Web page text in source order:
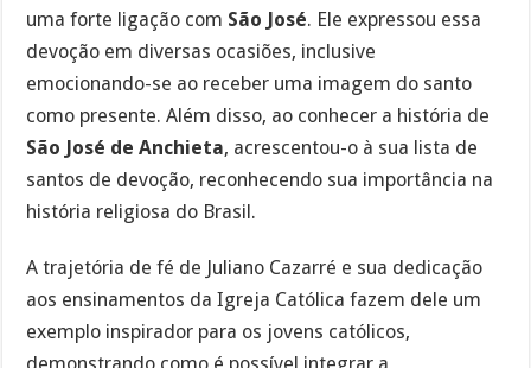
uma forte ligação com São José. Ele expressou essa
devoção em diversas ocasiões, inclusive
emocionando-se ao receber uma imagem do santo
como presente. Além disso, ao conhecer a história de
São José de Anchieta, acrescentou-o à sua lista de
santos de devoção, reconhecendo sua importância na
história religiosa do Brasil.
A trajetória de fé de Juliano Cazarré e sua dedicação
aos ensinamentos da Igreja Católica fazem dele um
exemplo inspirador para os jovens católicos,
demonstrando como é possível integrar a